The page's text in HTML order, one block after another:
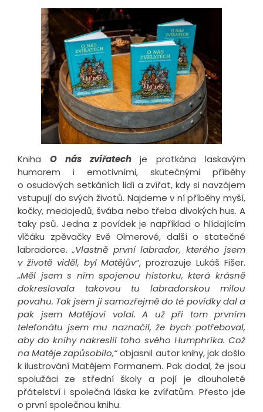
Kniha O nás zvířatechje protkána laskavým
humorem i emotivními, skutečnými příběhy
o osudových setkáních lidí a zvířat, kdy si navzájem
vstupují do svých životů. Najdeme v ní příběhy myší,
kočky, medojedů, švába nebo třeba divokých hus. A
taky psů. Jedna z povídek je například o hlídajícím
vlčáku zpěvačky Evě Olmerové, další o statečné
labradorce.„Vlastně prvnílabrador, kterého jsem
v životě viděl, byl Matějův“, prozrazuje Lukáš Fišer.
„Měl jsem s ním spojenou historku, která krásně
dokreslovala takovou tu labradorskou milou
povahu. Tak jsem ji samozřejmě do té povídky dal a
pak jsem Matějovi volal. A už při tom prvním
telefonátu jsem mu naznačil, že bych potřeboval,
aby do knihy nakreslil toho svého Humphríka. Což
na Matěje zapůsobilo,“objasnil autor knihy, jak došlo
k ilustrování Matějem Formanem. Pak dodal, že jsou
spolužáci ze střední školy a pojí je dlouholeté
přátelství i společná láska ke zvířatům. Přesto jde
o první společnou knihu.